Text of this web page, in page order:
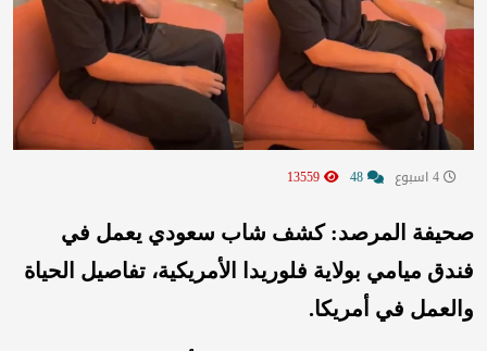
صحيفة المرصد: كشف شاب سعودي يعمل في
فندق ميامي بولاية فلوريدا الأمريكية، تفاصيل الحياة
والعمل في أمريكا.